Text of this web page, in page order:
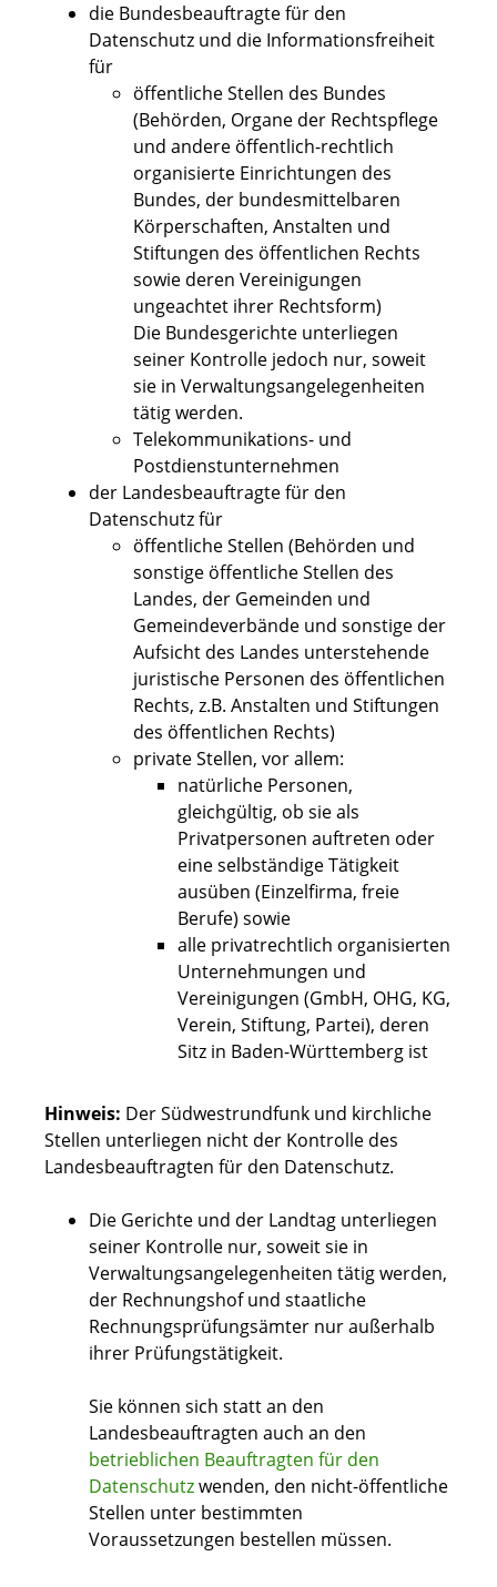
die Bundesbeauftragte für den
Datenschutz und die Informationsfreiheit
für
öffentliche Stellen des Bundes
(Behörden, Organe der Rechtspflege
und andere öffentlich-rechtlich
organisierte Einrichtungen des
Bundes, der bundesmittelbaren
Körperschaften, Anstalten und
Stiftungen des öffentlichen Rechts
sowie deren Vereinigungen
ungeachtet ihrer Rechtsform)
Die Bundesgerichte unterliegen
seiner Kontrolle jedoch nur, soweit
sie in Verwaltungsangelegenheiten
tätig werden.
Telekommunikations- und
Postdienstunternehmen
der Landesbeauftragte für den
Datenschutz für
öffentliche Stellen (Behörden und
sonstige öffentliche Stellen des
Landes, der Gemeinden und
Gemeindeverbände und sonstige der
Aufsicht des Landes unterstehende
juristische Personen des öffentlichen
Rechts, z.B. Anstalten und Stiftungen
des öffentlichen Rechts)
private Stellen, vor allem:
natürliche Personen,
gleichgültig, ob sie als
Privatpersonen auftreten oder
eine selbständige Tätigkeit
ausüben (Einzelfirma, freie
Berufe) sowie
alle privatrechtlich organisierten
Unternehmungen und
Vereinigungen (GmbH, OHG, KG,
Verein, Stiftung, Partei), deren
Sitz in Baden-Württemberg ist
Hinweis: Der Südwestrundfunk und kirchliche
Stellen unterliegen nicht der Kontrolle des
Landesbeauftragten für den Datenschutz.
Die Gerichte und der Landtag unterliegen
seiner Kontrolle nur, soweit sie in
Verwaltungsangelegenheiten tätig werden,
der Rechnungshof und staatliche
Rechnungsprüfungsämter nur außerhalb
ihrer Prüfungstätigkeit.
Sie können sich statt an den
Landesbeauftragten auch an den
betrieblichen Beauftragten für den
Datenschutzwenden, den nicht-öffentliche
Stellen unter bestimmten
Voraussetzungen bestellen müssen.